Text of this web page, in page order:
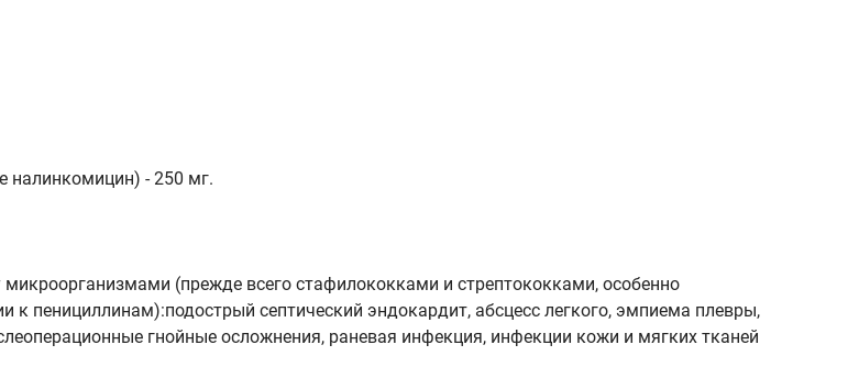
налинкомицин) - 250 мг.
(прежде всего стафилококками и стрептококками, особенно
пенициллинам):подострый септический эндокардит, абсцесс легкого, эмпиема плевры,
гнойные осложнения, раневая инфекция, инфекции кожи и мягких тканей